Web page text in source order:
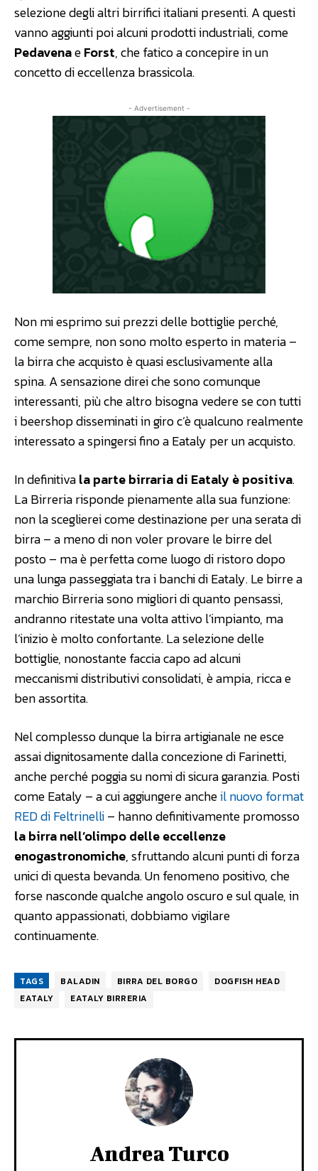
selezione degli altri birrifici italiani presenti. A questi
vanno aggiunti poi alcuni prodotti industriali, come
PedavenaeForst, che fatico a concepire in un
concetto di eccellenza brassicola.
- Advertisement -
Non mi esprimo sui prezzi delle bottiglie perché,
come sempre, non sono molto esperto in materia –
la birra che acquisto è quasi esclusivamente alla
spina. A sensazione direi che sono comunque
interessanti, più che altro bisogna vedere se con tutti
i beershop disseminati in giro c’è qualcuno realmente
interessato a spingersi fino a Eataly per un acquisto.
In definitivala parte birraria di Eataly è positiva.
La Birreria risponde pienamente alla sua funzione:
non la sceglierei come destinazione per una serata di
birra – a meno di non voler provare le birre del
posto – ma è perfetta come luogo di ristoro dopo
una lunga passeggiata tra i banchi di Eataly. Le birre a
marchio Birreria sono migliori di quanto pensassi,
andranno ritestate una volta attivo l’impianto, ma
l’inizio è molto confortante. La selezione delle
bottiglie, nonostante faccia capo ad alcuni
meccanismi distributivi consolidati, è ampia, ricca e
ben assortita.
Nel complesso dunque la birra artigianale ne esce
assai dignitosamente dalla concezione di Farinetti,
anche perché poggia su nomi di sicura garanzia. Posti
come Eataly – a cui aggiungere ancheil nuovo format
RED di Feltrinelli– hanno definitivamente promosso
la birra nell’olimpo delle eccellenze
enogastronomiche, sfruttando alcuni punti di forza
unici di questa bevanda. Un fenomeno positivo, che
forse nasconde qualche angolo oscuro e sul quale, in
quanto appassionati, dobbiamo vigilare
continuamente.
TAGS BALADIN BIRRA DEL BORGO
DOGFISH HEAD
EATALY
EATALY BIRRERIA
Andrea Turco